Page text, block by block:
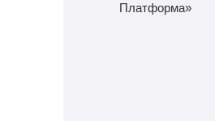
Платформа»